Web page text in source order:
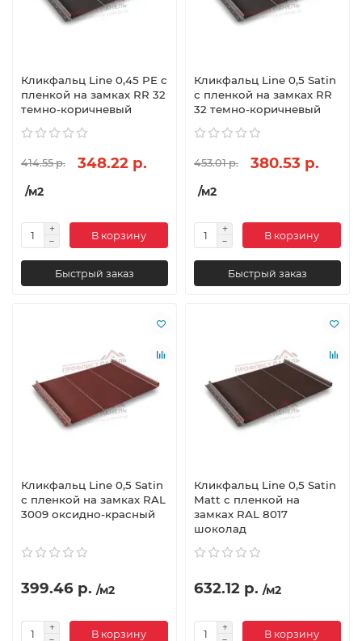
Кликфальц Line 0,45 PE с
пленкой на замках RR 32
темно-коричневый
414.55 р. 348.22 р.
/м2
В корзину
Быстрый заказ
Кликфальц Line 0,5 Satin
с пленкой на замках RR
32 темно-коричневый
453.01 р. 380.53 р.
/м2
В корзину
Быстрый заказ
Кликфальц Line 0,5 Satin
с пленкой на замках RAL
3009 оксидно-красный
399.46 р. /м2
В корзину
Кликфальц Line 0,5 Satin
Мatt с пленкой на
замках RAL 8017
шоколад
632.12 р. /м2
В корзину